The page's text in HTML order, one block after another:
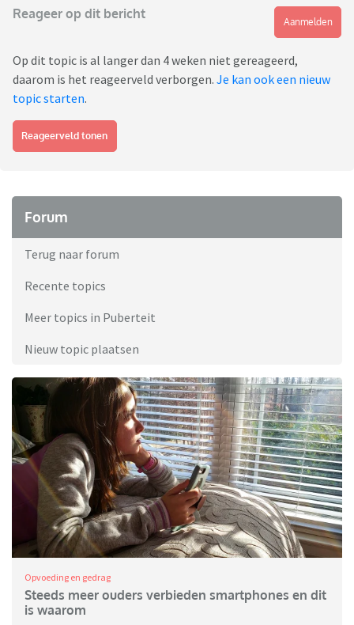
Reageer op dit bericht
Aanmelden
Op dit topic is al langer dan 4 weken niet gereageerd,
daarom is het reageerveld verborgen. Je kan ook een nieuw
topic starten.
Reageerveld tonen
Forum
Terug naar forum
Recente topics
Meer topics in Puberteit
Nieuw topic plaatsen
Opvoeding en gedrag
Steeds meer ouders verbieden smartphones en dit
is waarom